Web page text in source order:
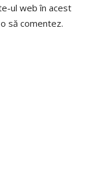
ul web în acest
să comentez.